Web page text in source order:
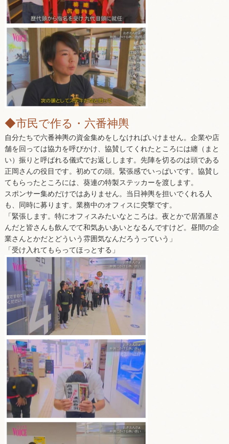
◆市民で作る・六番神輿
自分たちで六番神輿の資金集めをしなければいけません。企業や店
舗を回っては協力を呼びかけ、協賛してくれたところには纏（まと
い）振りと呼ばれる儀式でお返しします。先陣を切るのは頭である
正岡さんの役目です。初めての頭。緊張感でいっぱいです。協賛し
てもらったところには、葵連の特製ステッカーを渡します。
スポンサー集めだけではありません。当日神輿を担いでくれる人
も、同時に募ります。業務中のオフィスに突撃です。
「緊張します。特にオフィスみたいなところは。夜とかで居酒屋さ
んだと皆さんも飲んでて和気あいあいとなるんですけど。昼間の企
業さんとかだとどういう雰囲気なんだろうっていう」
「受け入れてもらってほっとする」